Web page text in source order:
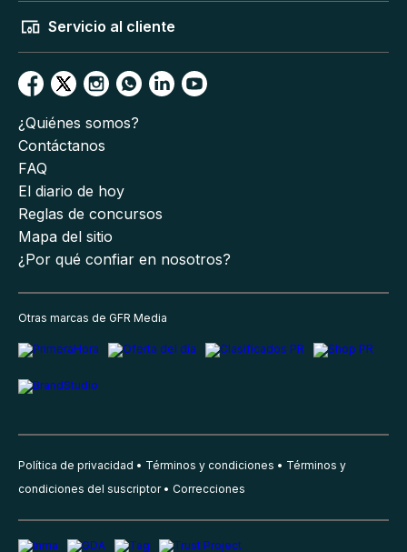
Servicio al cliente
¿Quiénes somos?
Contáctanos
FAQ
El diario de hoy
Reglas de concursos
Mapa del sitio
¿Por qué confiar en nosotros?
Otras marcas de GFR Media
Política de privacidad Términos y condiciones
Términos y
condiciones del suscriptor
Correcciones